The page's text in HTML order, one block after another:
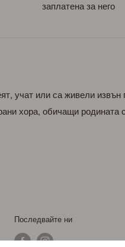
заплатена за него
учат или са живели извън
хора, обичащи
Последвайте ни